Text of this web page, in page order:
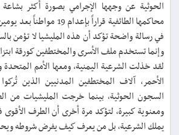
الحوثية عن وجهها الإجرامي بصورة أكثر
محاكمها الطائفية قراراً
في رسالة واضحة تؤكد أن هذه المليشيا لا تؤمن
وإنما تستخدم ملف الأسرى والمختطفين كورقة
لقد خذلت الشرعية اليمنية، ومعها الأمم المتحدة
الأحمر، آلاف المختطفين المدنيين الذين
السجون الحوثية، بينما خرجت المليشيات من
ومعنوية كبيرة، لتؤكد مرة أخرى أن الطرف
يملك الشرعية، بل من يعرف كيف يفرض شروطه